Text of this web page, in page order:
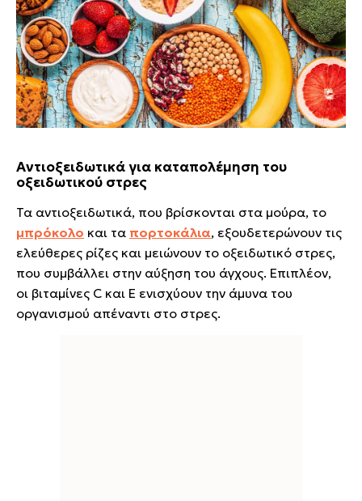
Αντιοξειδωτικά για καταπολέμηση του
οξειδωτικού στρες
Τα αντιοξειδωτικά, που βρίσκονται στα μούρα, το
μπρόκολο και τα πορτοκάλια, εξουδετερώνουν τις
ελεύθερες ρίζες και μειώνουν το οξειδωτικό στρες,
που συμβάλλει στην αύξηση του άγχους. Επιπλέον,
οι βιταμίνες C και Ε ενισχύουν την άμυνα του
οργανισμού απέναντι στο στρες.